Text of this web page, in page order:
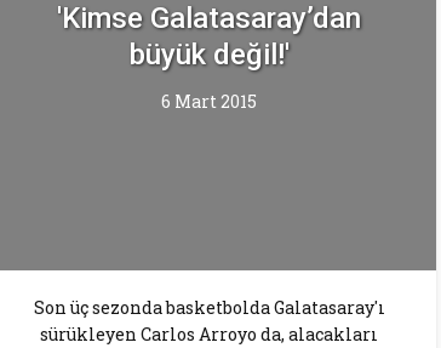
'Kimse Galatasaray’dan
büyük değil!'
6 Mart 2015
Son üç sezonda basketbolda Galatasaray'ı
sürükleyen Carlos Arroyo da, alacakları